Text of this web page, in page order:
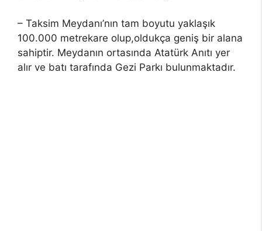
– Taksim Meydanı’nın tam boyutu yaklaşık
100.000 metrekare olup,oldukça geniş bir alana
sahiptir. Meydanın ortasında Atatürk Anıtı yer
alır ve batı tarafında Gezi Parkı bulunmaktadır.